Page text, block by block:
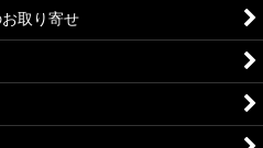
SW］対応 カスタムパー
SW］対応 カスタムパーツ
取り寄せ